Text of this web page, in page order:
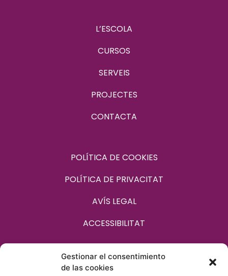
Gestionar el consentimiento
de las cookies
L’ESCOLA
CURSOS
SERVEIS
PROJECTES
CONTACTA
POLÍTICA DE COOKIES
POLÍTICA DE PRIVACITAT
AVÍS LEGAL
ACCESSIBILITAT
HORARI: